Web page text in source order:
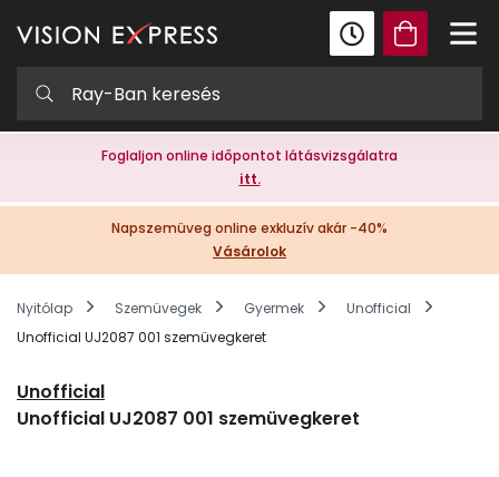
Foglaljon online időpontot látásvizsgálatra
itt.
Napszemüveg online exkluzív akár -40%
Vásárolok
Nyitólap Szemüvegek Gyermek
Unofficial
Unofficial UJ2087 001 szemüvegkeret
Unofficial
Unofficial UJ2087 001 szemüvegkeret